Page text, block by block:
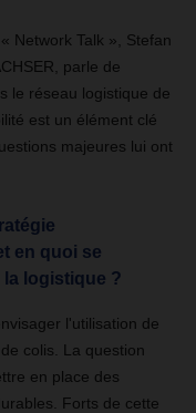
Network Talk », Stefan
parle de
le réseau logistique de
est un élément clé
majeures lui ont
en quoi se
la logistique ?
l'utilisation de
colis. La question
en place des
Forts de cette